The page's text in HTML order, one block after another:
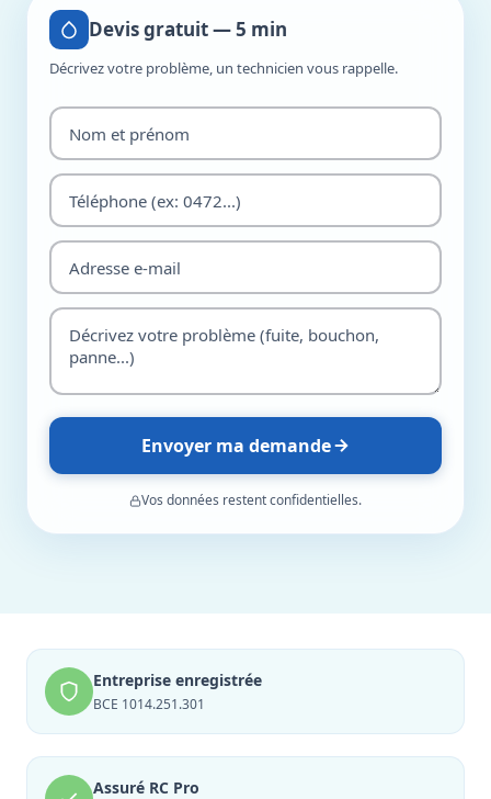
Devis gratuit — 5 min
Décrivez votre problème, un technicien vous rappelle.
Envoyer ma demande
Vos données restent confidentielles.
Entreprise enregistrée
BCE 1014.251.301
Assuré RC Pro